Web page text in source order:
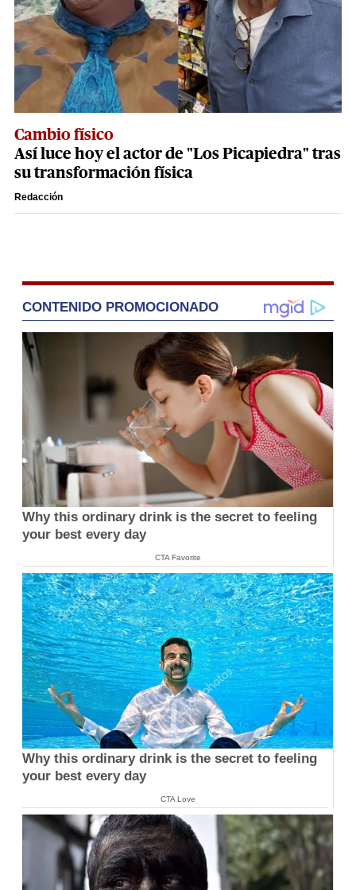
Cambio físico
Así luce hoy el actor de "Los Picapiedra" tras
su transformación física
Redacción
CONTENIDO PROMOCIONADO
Why this ordinary drink is the secret to feeling
your best every day
CTA Favorite
Why this ordinary drink is the secret to feeling
your best every day
CTA Love